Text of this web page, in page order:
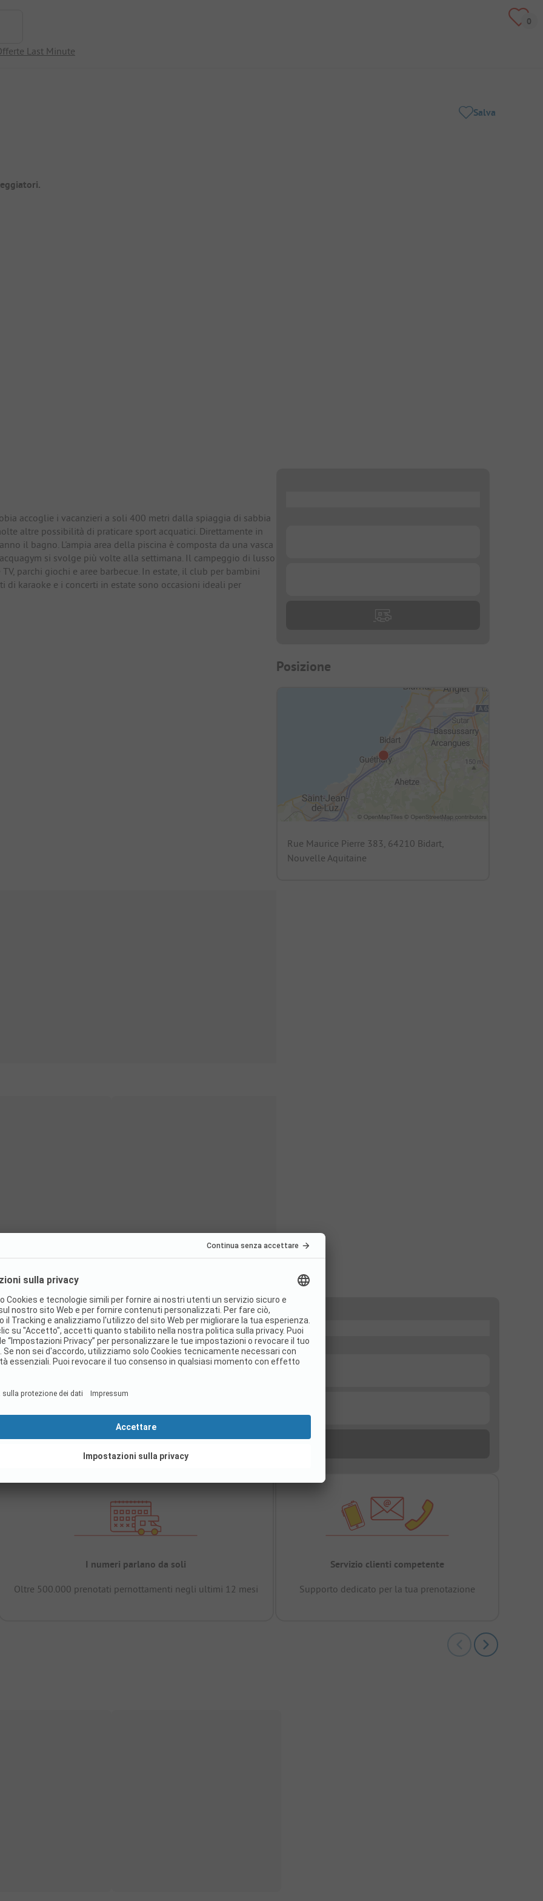
Last Minute
Salva
accoglie i vacanzieri a soli 400 metri dalla spiaggia di sabbia
altre possibilità di praticare sport acquatici. Direttamente in
il bagno. L'ampia area della piscina è composta da una vasca
si svolge più volte alla settimana. Il campeggio di lusso
parchi giochi e aree barbecue. In estate, il club per bambini
di karaoke e i concerti in estate sono occasioni ideali per
Posizione
Rue Maurice Pierre 383, 64210 Bidart,
Nouvelle Aquitaine
I numeri parlano da soli
Oltre 500.000 prenotati pernottamenti negli ultimi 12 mesi
Servizio clienti competente
Supporto dedicato per la tua prenotazione